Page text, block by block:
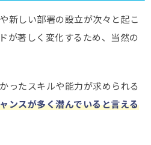
新しい部署の設立が次々と起こ
が著しく変化するため、当然の
ったスキルや能力が求められる
ンスが多く潜んでいると言える